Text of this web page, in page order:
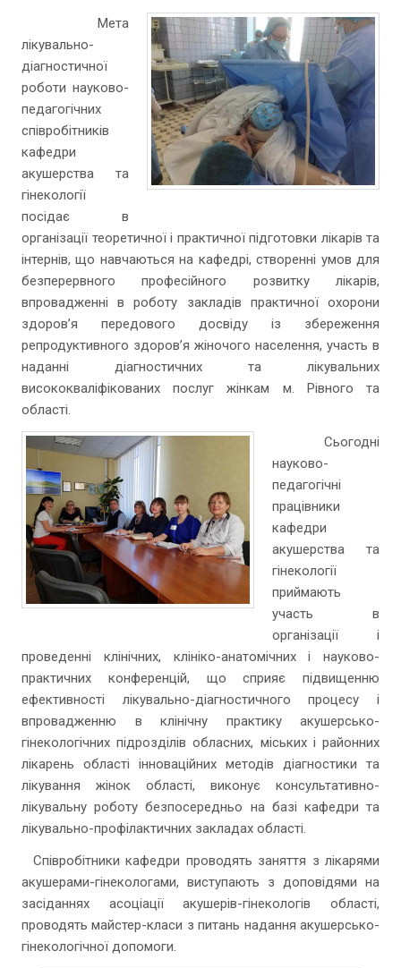
Мета
лікувально-
діагностичної
роботи науково-
педагогічних
співробітників
кафедри
акушерства та
гінекології
посідає в
організації теоретичної і практичної підготовки лікарів та
інтернів, що навчаються на кафедрі, створенні умов для
безперервного професійного розвитку лікарів,
впровадженні в роботу закладів практичної охорони
здоров’я передового досвіду із збереження
репродуктивного здоров’я жіночого населення, участь в
наданні діагностичних та лікувальних
висококваліфікованих послуг жінкам м. Рівного та
області.
Сьогодні
науково-
педагогічні
працівники
кафедри
акушерства та
гінекології
приймають
участь в
організації і
проведенні клінічних, клініко-анатомічних і науково-
практичних конференцій, що сприяє підвищенню
ефективності лікувально-діагностичного процесу і
впровадженню в клінічну практику акушерсько-
гінекологічних підрозділів обласних, міських і районних
лікарень області інноваційних методів діагностики та
лікування жінок області, виконує консультативно-
лікувальну роботу безпосередньо на базі кафедри та
лікувально-профілактичних закладах області.
Співробітники кафедри проводять заняття з лікарями
акушерами-гінекологами, виступають з доповідями на
засіданнях асоціації акушерів-гінекологів області,
проводять майстер-класи з питань надання акушерсько-
гінекологічної допомоги.